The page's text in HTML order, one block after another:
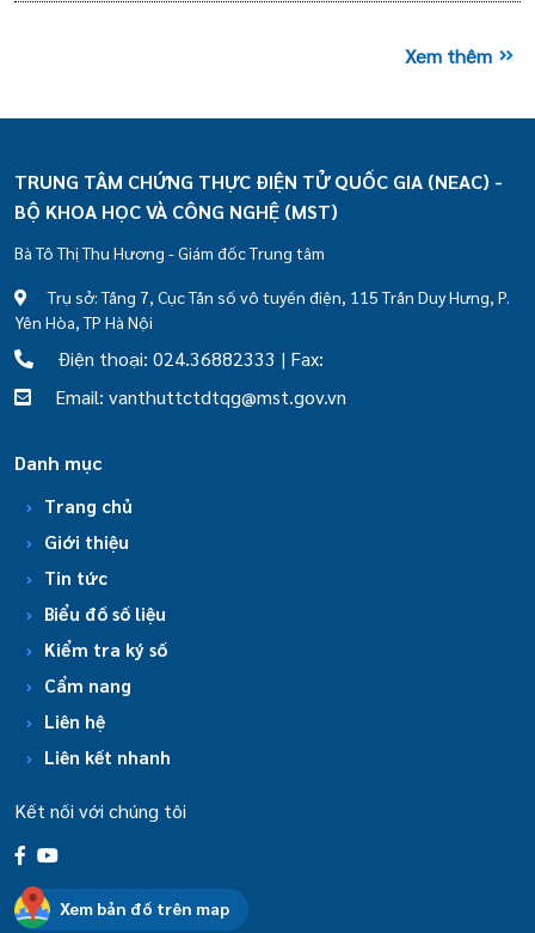
Xem thêm
TRUNG TÂM CHỨNG THỰC ĐIỆN TỬ QUỐC GIA (NEAC) -
BỘ KHOA HỌC VÀ CÔNG NGHỆ (MST)
Bà Tô Thị Thu Hương - Giám đốc Trung tâm
Trụ sở: Tầng 7, Cục Tần số vô tuyến điện, 115 Trần Duy Hưng, P.
Yên Hòa, TP Hà Nội
Điện thoại: 024.36882333 | Fax:
Email: vanthuttctdtqg@mst.gov.vn
Danh mục
Trang chủ
Giới thiệu
Tin tức
Biểu đồ số liệu
Kiểm tra ký số
Cẩm nang
Liên hệ
Liên kết nhanh
Kết nối với chúng tôi
Xem bản đồ trên map